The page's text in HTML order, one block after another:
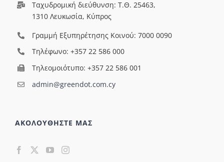
Ταχυδρομική διεύθυνση: Τ.Θ. 25463,
1310 Λευκωσία, Κύπρος
Γραμμή Εξυπηρέτησης Κοινού: 7000 0090
Τηλέφωνο: +357 22 586 000
Τηλεομοιότυπο: +357 22 586 001
admin@greendot.com.cy
ΑΚΟΛΟΥΘΗΣΤΕ ΜΑΣ